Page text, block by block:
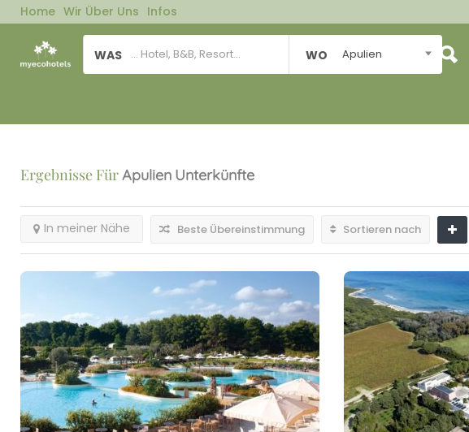
Home Wir Über Uns Infos
WAS WO Apulien
Ergebnisse FürApulien Unterkünfte
In meiner Nähe Beste Übereinstimmung Sortieren nach